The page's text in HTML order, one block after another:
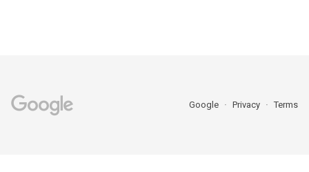
Google Privacy Terms